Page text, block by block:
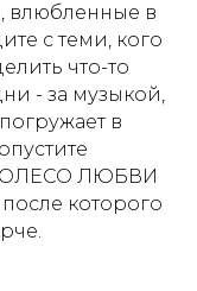
влюбленные в
с теми, кого
что-то
- за музыкой,
в
ЛЮБВИ
после которого